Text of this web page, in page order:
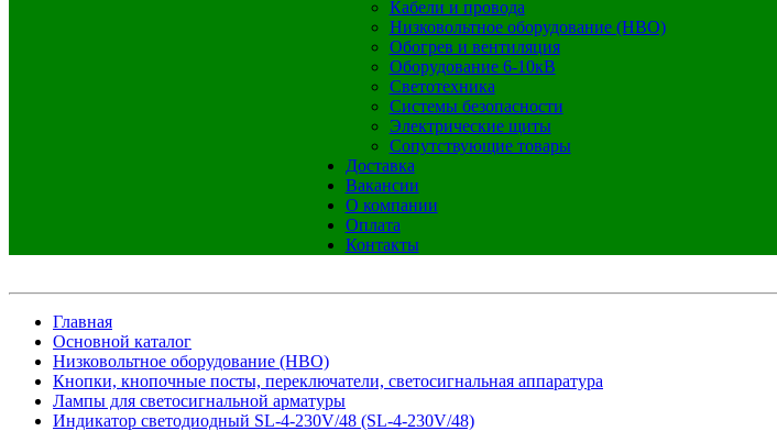
Кабели и провода
Низковольтное оборудование (НВО)
Обогрев и вентиляция
Оборудование 6-10кВ
Светотехника
Системы безопасности
Электрические щиты
Сопутствующие товары
Доставка
Вакансии
О компании
Оплата
Контакты
Главная
Основной каталог
Низковольтное оборудование (НВО)
Кнопки, кнопочные посты, переключатели, светосигнальная аппаратура
Лампы для светосигнальной арматуры
Индикатор светодиодный SL-4-230V/48 (SL-4-230V/48)